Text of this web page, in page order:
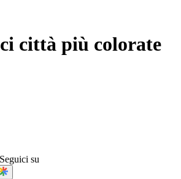
città più colorate
Seguici su